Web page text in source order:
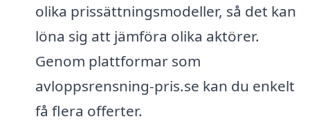
olika prissättningsmodeller, så det kan
löna sig att jämföra olika aktörer.
Genom plattformar som
avloppsrensning-pris.se kan du enkelt
få flera offerter.